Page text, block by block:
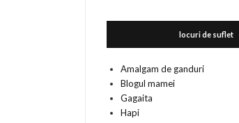
locuri de suflet
Amalgam de ganduri
Blogul mamei
Gagaita
Hapi